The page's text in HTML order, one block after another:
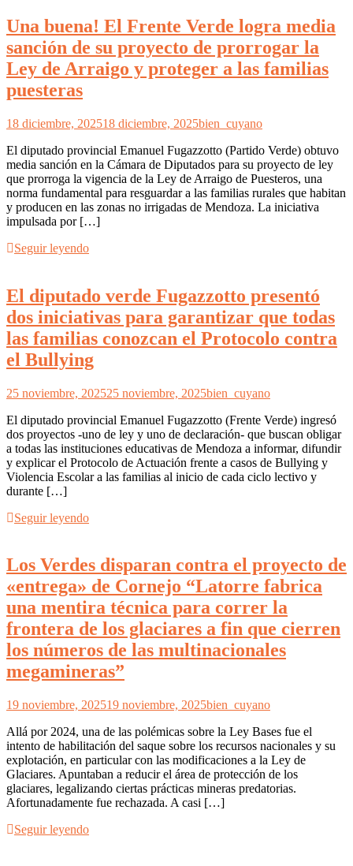
Una buena! El Frente Verde logra media
sanción de su proyecto de prorrogar la
Ley de Arraigo y proteger a las familias
puesteras
18 diciembre, 202518 diciembre, 2025bien_cuyano
El diputado provincial Emanuel Fugazzotto (Partido Verde) obtuvo
media sanción en la Cámara de Diputados para su proyecto de ley
que prorroga la vigencia de la Ley de Arraigo de Puesteros, una
norma fundamental para resguardar a las familias rurales que habitan
y producen en las zonas no irrigadas de Mendoza. La iniciativa
impulsada por […]
Seguir leyendo
El diputado verde Fugazzotto presentó
dos iniciativas para garantizar que todas
las familias conozcan el Protocolo contra
el Bullying
25 noviembre, 202525 noviembre, 2025bien_cuyano
El diputado provincial Emanuel Fugazzotto (Frente Verde) ingresó
dos proyectos -uno de ley y uno de declaración- que buscan obligar
a todas las instituciones educativas de Mendoza a informar, difundir
y explicar el Protocolo de Actuación frente a casos de Bullying y
Violencia Escolar a las familias al inicio de cada ciclo lectivo y
durante […]
Seguir leyendo
Los Verdes disparan contra el proyecto de
«entrega» de Cornejo “Latorre fabrica
una mentira técnica para correr la
frontera de los glaciares a fin que cierren
los números de las multinacionales
megamineras”
19 noviembre, 202519 noviembre, 2025bien_cuyano
Allá por 2024, una de las polémicas sobre la Ley Bases fue el
intento de habilitación del saque sobre los recursos nacionales y su
explotación, en particular con las modificaciones a la Ley de
Glaciares. Apuntaban a reducir el área de protección de los
glaciares, legalizando ciertas prácticas mineras predatorias.
Afortunadamente fue rechazada. A casi […]
Seguir leyendo